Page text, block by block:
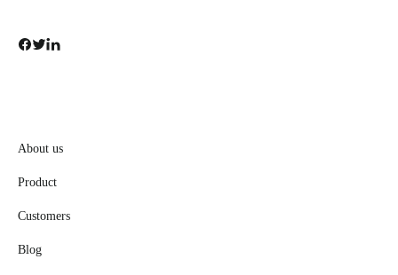
About us
Product
Customers
Blog